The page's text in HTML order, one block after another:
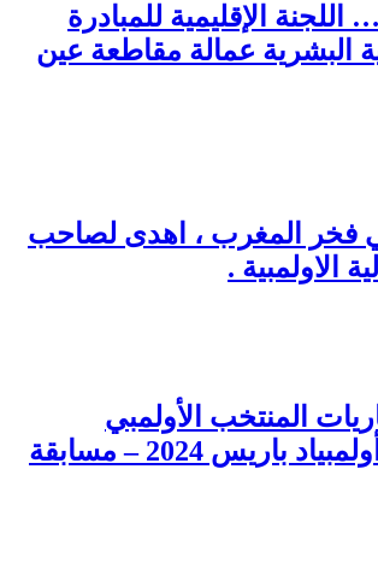
الإقليمية للمبادرة
البشرية عمالة مقاطعة عين
فخر المغرب ، اهدى لصاحب
الاولمبية .
المنتخب الأولمبي
المغربي في أولمبياد باريس 2024 – مسابقة